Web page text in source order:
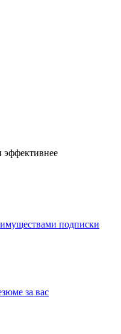
эффективнее
подписки
за вас